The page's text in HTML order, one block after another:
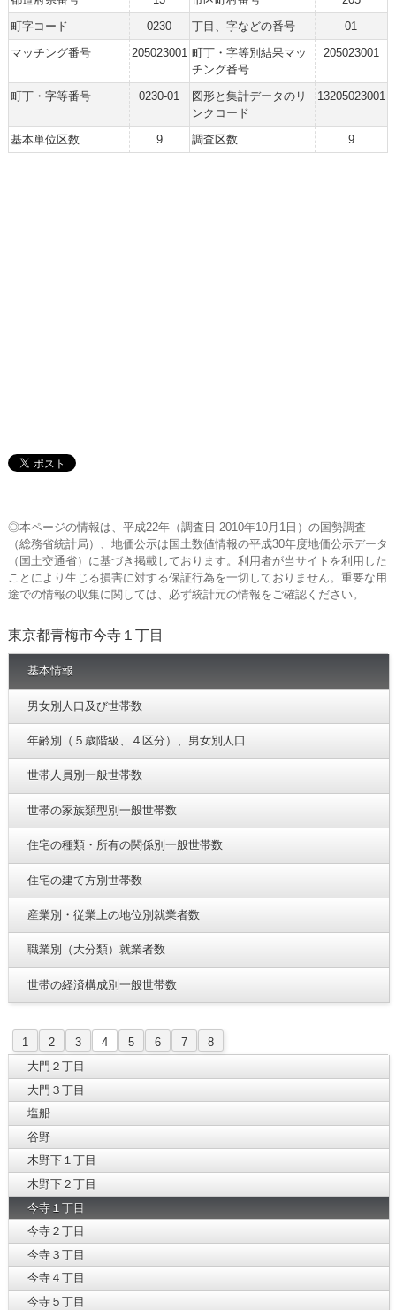
町字コード
0230 丁目、字などの番号
01
マッチング番号
205023001 町丁・字等別結果マッ
チング番号
205023001
町丁・字等番号 0230-01
図形と集計データのリ
ンクコード
13205023001
基本単位区数 9 調査区数 9
◎本ページの情報は、平成22年（調査日 2010年10月1日）の国勢調査
（総務省統計局）、地価公示は国土数値情報の平成30年度地価公示データ
（国土交通省）に基づき掲載しております。利用者が当サイトを利用した
ことにより生じる損害に対する保証行為を一切しておりません。重要な用
途での情報の収集に関しては、必ず統計元の情報をご確認ください。
東京都青梅市今寺１丁目
基本情報
男女別人口及び世帯数
年齢別（５歳階級、４区分）、男女別人口
世帯人員別一般世帯数
世帯の家族類型別一般世帯数
住宅の種類・所有の関係別一般世帯数
住宅の建て方別世帯数
産業別・従業上の地位別就業者数
職業別（大分類）就業者数
世帯の経済構成別一般世帯数
1 2 3 4 5 6 7
8
大門２丁目
大門３丁目
塩船
谷野
木野下１丁目
木野下２丁目
今寺１丁目
今寺２丁目
今寺３丁目
今寺４丁目
今寺５丁目